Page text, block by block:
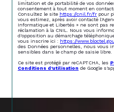
limitation et de portabilité de vos
consentement à tout moment en
Consultez le site https://cnil.fr/fr pour
vous estimez, après avoir contacté
Informatique et Libertés » ne sont pas
réclamation à la CNIL. Nous vous
d'opposition au démarchage
vous inscrire ici : https://
des Données personnelles, nous vous
sensibles dans le champ de saisie libre.
Ce site est protégé par reCAPTCHA, les
Conditions d'utilisation de Google